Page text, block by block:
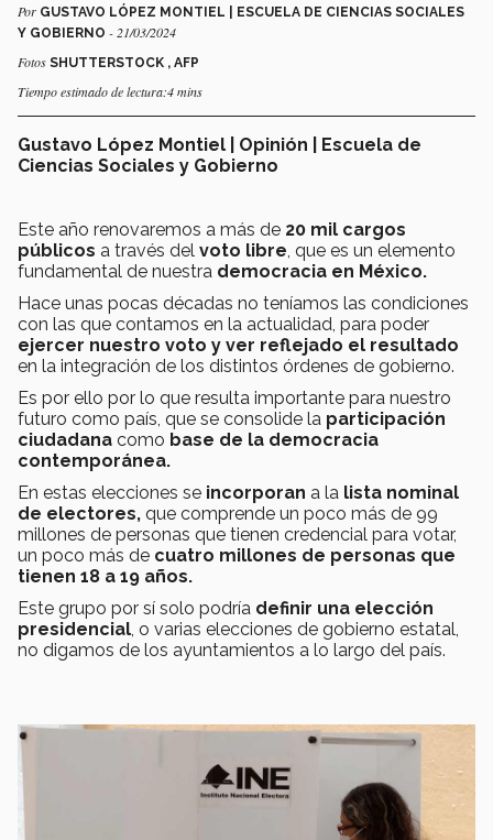
Por GUSTAVO LÓPEZ MONTIEL | ESCUELA DE CIENCIAS SOCIALES
Y GOBIERNO - 21/03/2024
Fotos SHUTTERSTOCK , AFP
Tiempo estimado de lectura:4 mins
Gustavo López Montiel | Opinión | Escuela de
Ciencias Sociales y Gobierno
Este año renovaremos a más de 20 mil cargos
públicos a través del voto libre , que es un elemento
fundamental de nuestra democracia en México.
Hace unas pocas décadas no teníamos las condiciones
con las que contamos en la actualidad, para poder
ejercer nuestro voto y ver reflejado el resultado
en la integración de los distintos órdenes de gobierno.
Es por ello por lo que resulta importante para nuestro
futuro como país, que se consolide la participación
ciudadana como base de la democracia
contemporánea.
En estas elecciones se incorporan a la lista nominal
de electores, que comprende un poco más de 99
millones de personas que tienen credencial para votar,
un poco más de cuatro millones de personas que
tienen 18 a 19 años.
Este grupo por sí solo podría definir una elección
presidencial , o varias elecciones de gobierno estatal,
no digamos de los ayuntamientos a lo largo del país.